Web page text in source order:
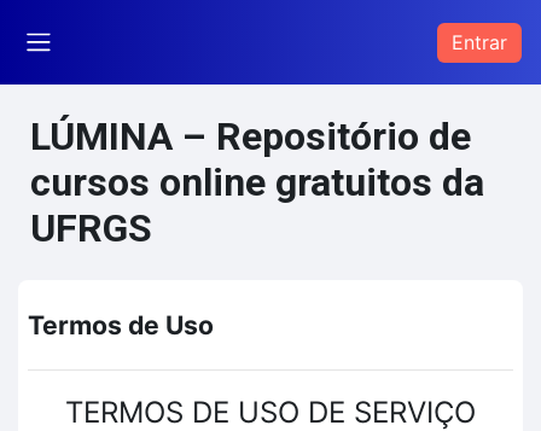
Entrar
LÚMINA – Repositório de
cursos online gratuitos da
UFRGS
Termos de Uso
TERMOS DE USO DE SERVIÇO